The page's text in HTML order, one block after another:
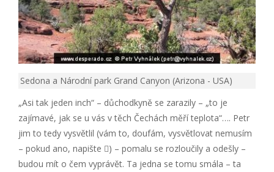
Sedona a Národní park Grand Canyon (Arizona - USA)
„Asi tak jeden inch“ – důchodkyně se zarazily – „to je
zajímavé, jak se u vás v těch Čechách měří teplota“…. Petr
jim to tedy vysvětlil (vám to, doufám, vysvětlovat nemusím
– pokud ano, napište ) – pomalu se rozloučily a odešly –
budou mít o čem vyprávět. Ta jedna se tomu smála – ta